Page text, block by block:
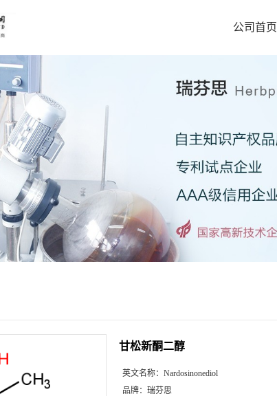
公司首页
甘松新酮二醇
英文名称： Nardosinonediol
品牌： 瑞芬思